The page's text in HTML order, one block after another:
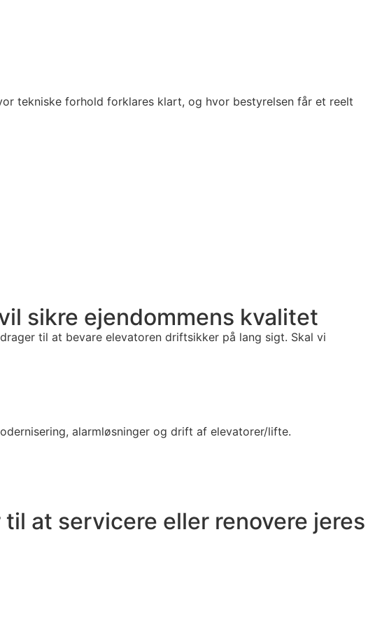
tekniske forhold forklares klart, og hvor bestyrelsen får et reelt
sikre ejendommens kvalitet
til at bevare elevatoren driftsikker på lang sigt. Skal vi
alarmløsninger og drift af elevatorer/lifte.
at servicere eller renovere jeres